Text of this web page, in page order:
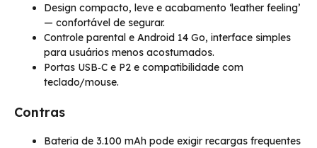
Design compacto, leve e acabamento ‘leather feeling’
— confortável de segurar.
Controle parental e Android 14 Go, interface simples
para usuários menos acostumados.
Portas USB‑C e P2 e compatibilidade com
teclado/mouse.
Contras
Bateria de 3.100 mAh pode exigir recargas frequentes